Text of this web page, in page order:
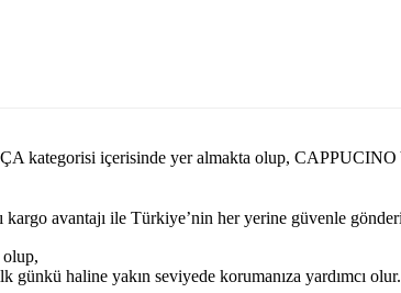
kategorisi içerisinde yer almakta olup,
kargo avantajı ile Türkiye’nin her yerine güvenle
günkü haline yakın seviyede korumanıza yardımcı olur.